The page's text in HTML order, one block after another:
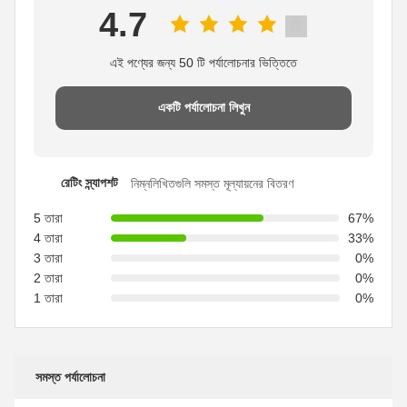
4.7
এই পণ্যের জন্য 50 টি পর্যালোচনার ভিত্তিতে
একটি পর্যালোচনা লিখুন
রেটিং স্ন্যাপশট নিম্নলিখিতগুলি সমস্ত মূল্যায়নের বিতরণ
5 তারা
67%
4 তারা
33%
3 তারা
0%
2 তারা
0%
1 তারা
0%
সমস্ত পর্যালোচনা